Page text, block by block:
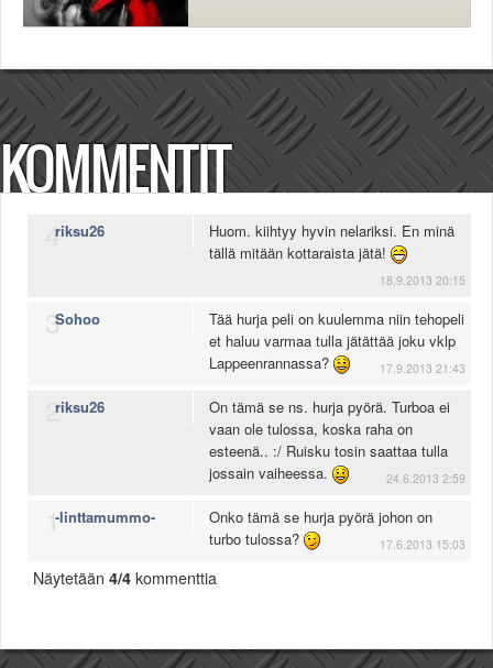
KOMMENTIT
4
riksu26
Huom. kiihtyy hyvin nelariksi. En minä
tällä mitään kottaraista jätä!
18.9.2013 20:15
3Sohoo
Tää hurja peli on kuulemma niin tehopeli
et haluu varmaa tulla jätättää joku vklp
Lappeenrannassa?
17.9.2013 21:43
2
riksu26
On tämä se ns. hurja pyörä. Turboa ei
vaan ole tulossa, koska raha on
esteenä.. :/ Ruisku tosin saattaa tulla
jossain vaiheessa.
24.6.2013 2:59
1-linttamummo-
Onko tämä se hurja pyörä johon on
turbo tulossa?
17.6.2013 15:03
Näytetään 4/4 kommenttia